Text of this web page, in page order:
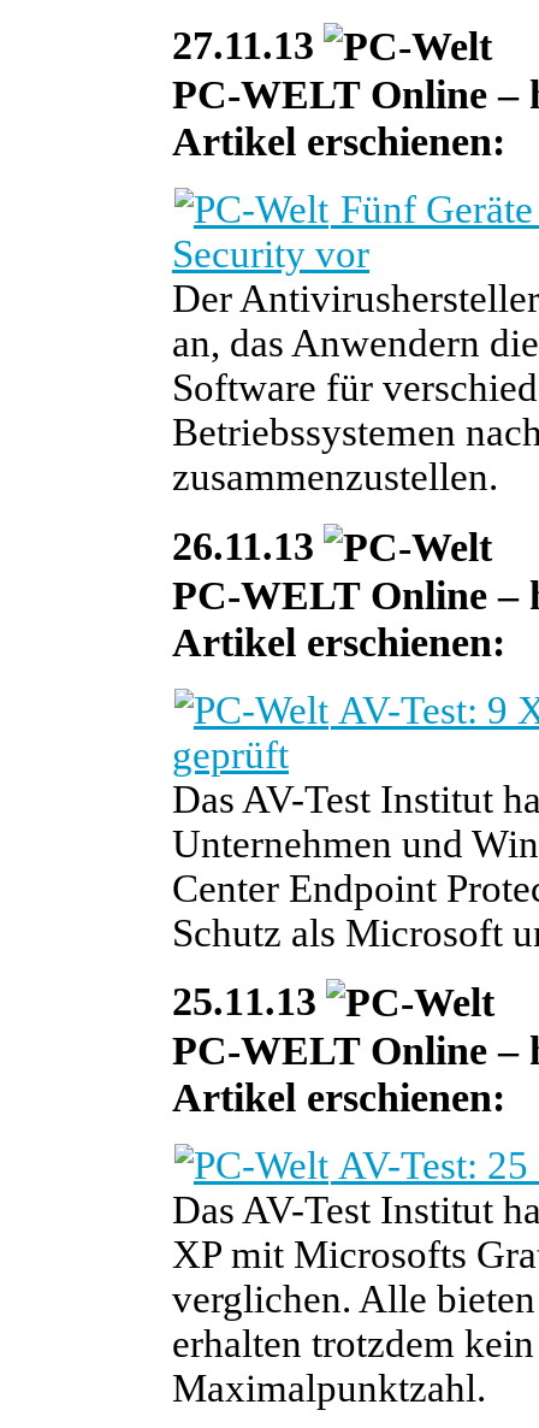
27.11.13
PC-WELT Online –
Artikel erschienen:
Fünf
Security vor
Der
an, das Anwendern
Software für
Betriebssystemen
zusammenzustellen.
26.11.13
PC-WELT Online –
Artikel erschienen:
AV-Test: 9
geprüft
Das AV-Test Institut
Unternehmen und
Center Endpoint
Schutz als Microsoft
25.11.13
PC-WELT Online –
Artikel erschienen:
AV-Test:
Das AV-Test Institut
XP mit Microsofts
verglichen. Alle
erhalten trotzdem
Maximalpunktzahl.